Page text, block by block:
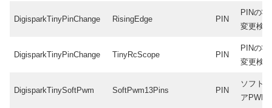
DigisparkTinyPinChange RisingEdge PIN
PINの状
変更検知
DigisparkTinyPinChange TinyRcScope PIN
PINの状
変更検知
DigisparkTinySoftPwm SoftPwm13Pins PIN
ソフト
アPWM